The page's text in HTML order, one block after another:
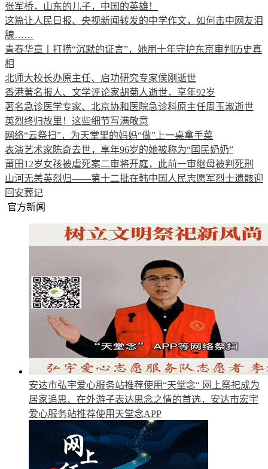
张军桥，山东的儿子，中国的英雄！
这篇让人民日报、央视新闻转发的中学作文，如何击中网友泪
腺……
青春华章丨打捞“沉默的证言”，她用十年守护东京审判历史真
相
北师大校长办原主任、启功研究专家侯刚逝世
香港著名报人、文学评论家胡菊人逝世，享年92岁
著名急诊医学专家、北京协和医院急诊科原主任周玉淑逝世
英烈终归故里！这些细节写满敬意
网络“云祭扫”，为天堂里的妈妈“做”上一桌拿手菜
表演艺术家陈奇去世，享年96岁的她被称为“国民奶奶”
莆田12岁女孩被虐死案二审将开庭，此前一审继母被判死刑
山河无恙英烈归——第十二批在韩中国人民志愿军烈士遗骸迎
回安葬记
官方新闻
安达市弘宇爱心服务站推荐使用“天堂念“ 网上祭祀成为
居家追思、在外游子表达思念之情的首选，安达市宏宇
爱心服务站推荐使用天堂念APP